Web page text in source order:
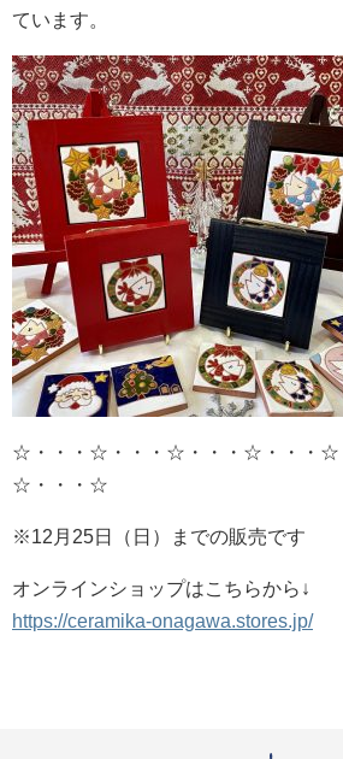
ています。
☆・・・☆・・・☆・・・☆・・・☆
☆・・・☆
※12月25日（日）までの販売です
オンラインショップはこちらから↓
https://ceramika-onagawa.stores.jp/